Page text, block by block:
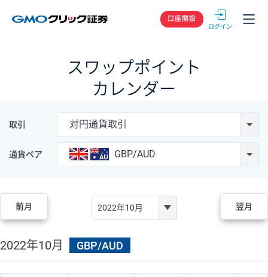
GMOクリック
口座開設
スワップポイント
カレンダー
取引 対円通貨取引
通貨ペア GBP/AUD
前月 翌月
2022年10月 GBP/AUD